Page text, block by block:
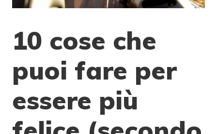
10 cose che
puoi fare per
essere più